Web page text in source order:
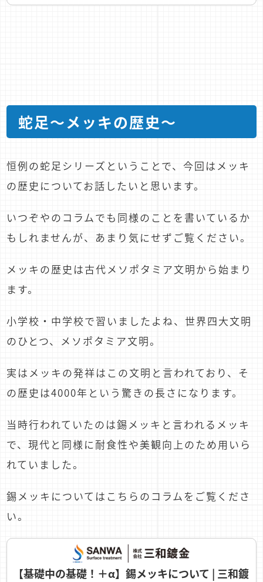
蛇足～メッキの歴史～
恒例の蛇足シリーズということで、今回はメッキ
の歴史についてお話したいと思います。
いつぞやのコラムでも同様のことを書いているか
もしれませんが、あまり気にせずご覧ください。
メッキの歴史は古代メソポタミア文明から始まり
ます。
小学校・中学校で習いましたよね、世界四大文明
のひとつ、メソポタミア文明。
実はメッキの発祥はこの文明と言われており、そ
の歴史は4000年という驚きの長さになります。
当時行われていたのは錫メッキと言われるメッキ
で、現代と同様に耐食性や美観向上のため用いら
れていました。
錫メッキについてはこちらのコラムをご覧くださ
い。
【基礎中の基礎！＋α】錫メッキについて | 三和鍍